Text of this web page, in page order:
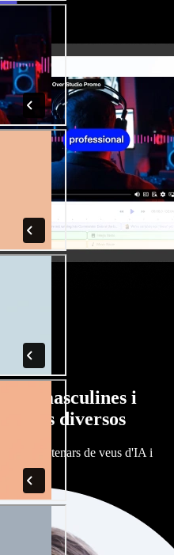
masculines i
diversos
entre centenars de veus d'IA i